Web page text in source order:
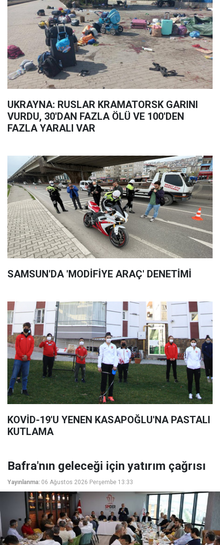
UKRAYNA: RUSLAR KRAMATORSK GARINI
VURDU, 30'DAN FAZLA ÖLÜ VE 100'DEN
FAZLA YARALI VAR
SAMSUN'DA 'MODİFİYE ARAÇ' DENETİMİ
KOVİD-19'U YENEN KASAPOĞLU'NA PASTALI
KUTLAMA
Bafra'nın geleceği için yatırım çağrısı
Yayınlanma: 06 Ağustos 2026 Perşembe 13:33